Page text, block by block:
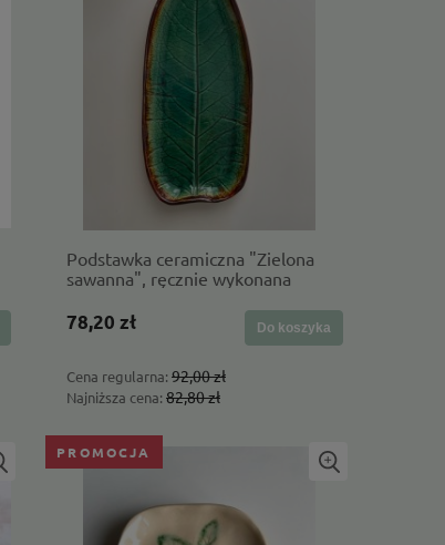
Podstawka ceramiczna "Zielona
sawanna", ręcznie wykonana
78,20 zł
Cena regularna: 92,00 zł
Najniższa cena: 82,80 zł
Do koszyka
PROMOCJA